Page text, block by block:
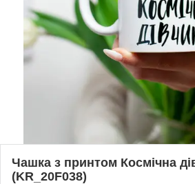
Чашка з принтом Космічна
(KR_20F038)